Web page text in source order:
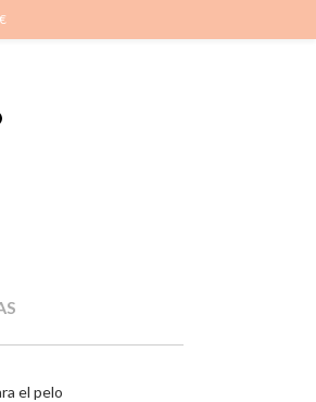
el pelo